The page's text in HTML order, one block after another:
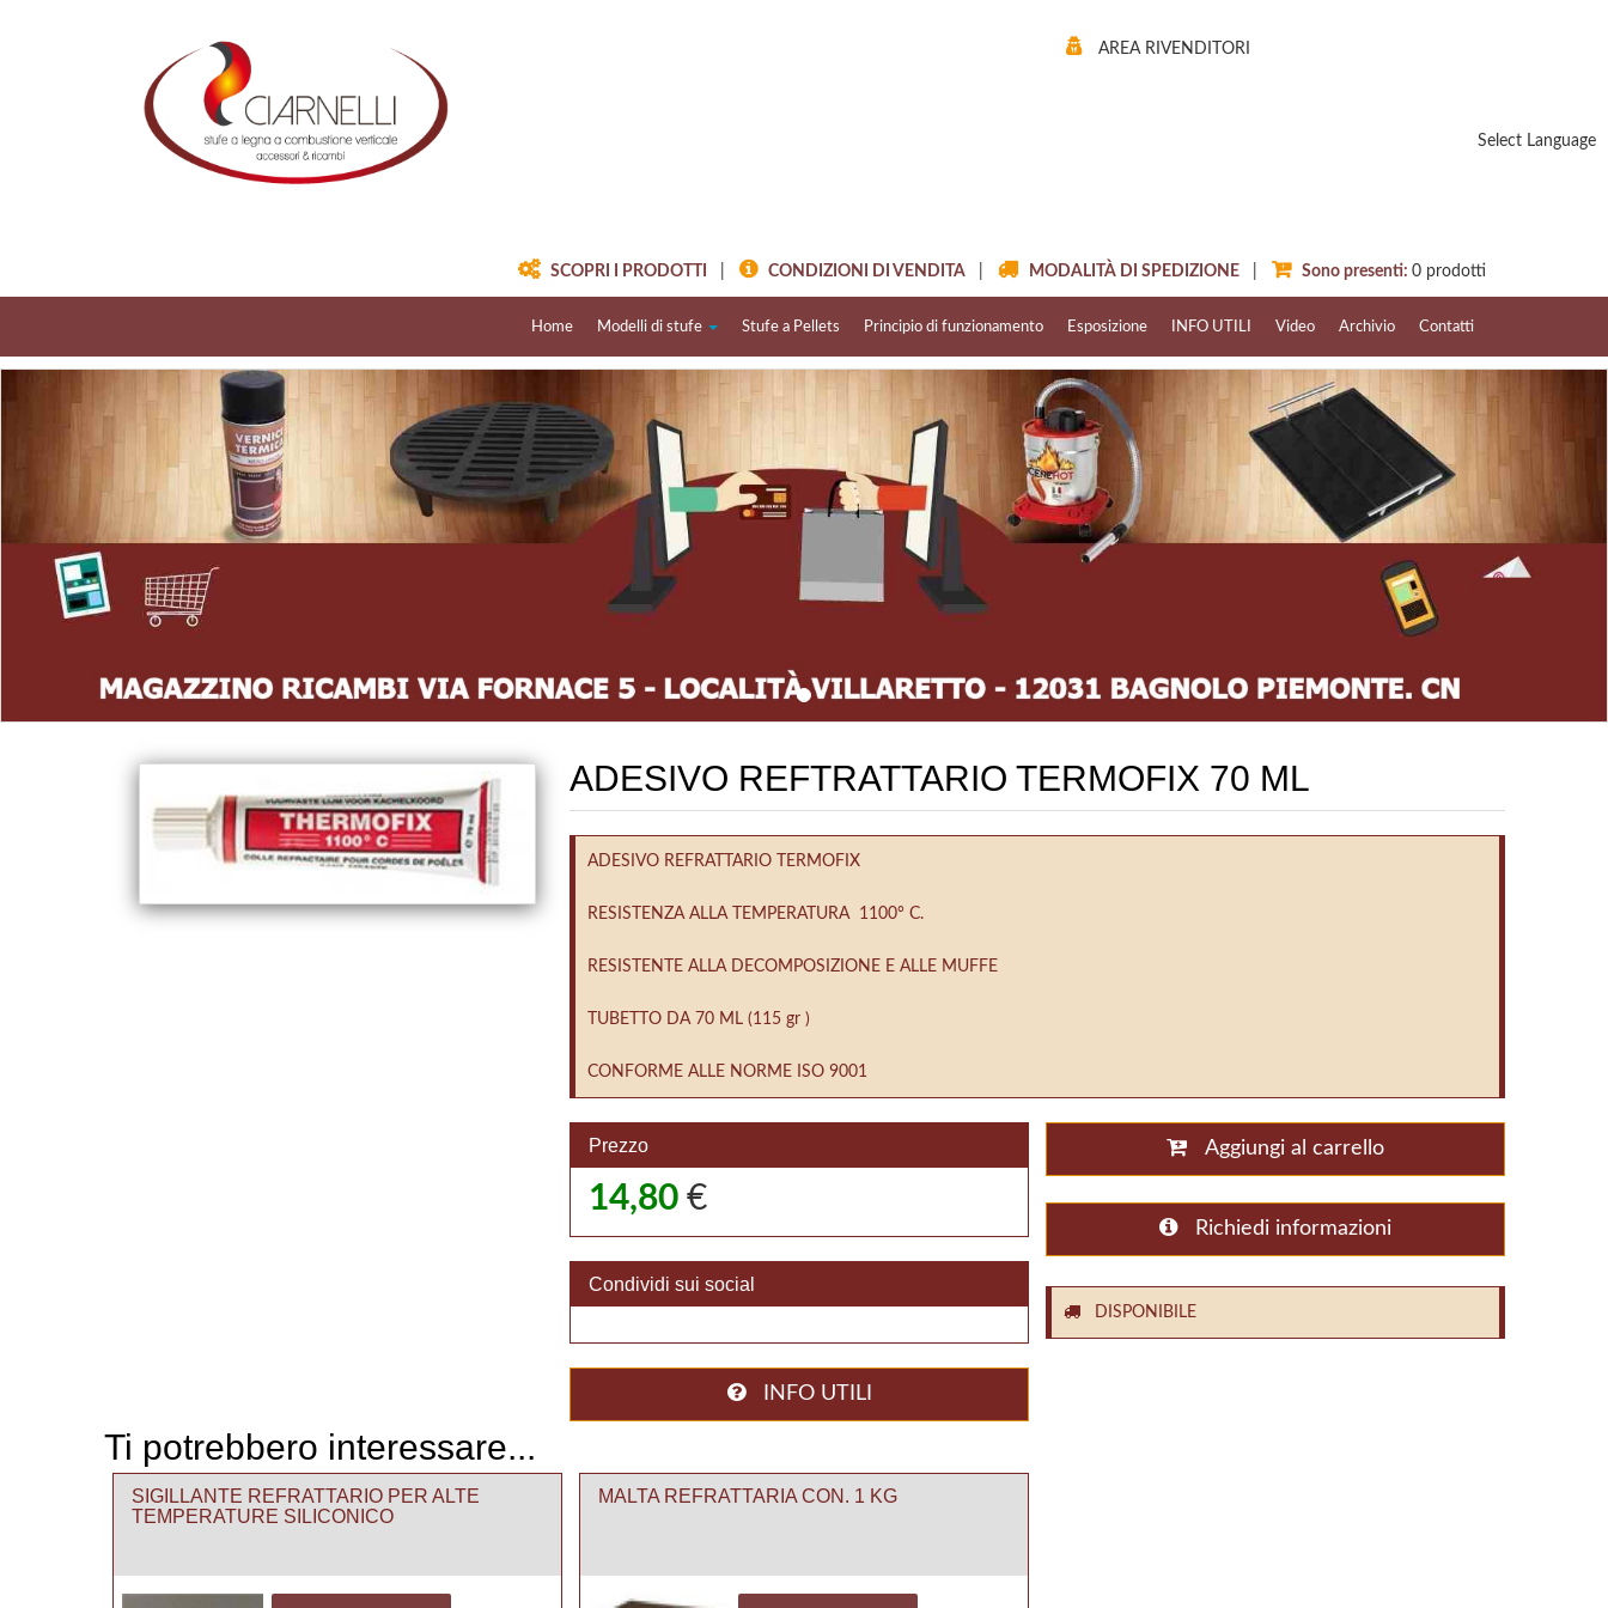
AREA RIVENDITORI
Select Language
SCOPRI I PRODOTTI CONDIZIONI DI VENDITA MODALITÀ DI SPEDIZIONE Sono presenti: 0 prodotti
Home Modelli di stufe Stufe a Pellets Principio di funzionamento Esposizione INFO UTILI Video Archivio Contatti
ADESIVO REFTRATTARIO TERMOFIX 70 ML
ADESIVO REFRATTARIO TERMOFIX
RESISTENZA ALLA TEMPERATURA 1100° C.
RESISTENTE ALLA DECOMPOSIZIONE E ALLE MUFFE
TUBETTO DA 70 ML (115 gr )
CONFORME ALLE NORME ISO 9001
Prezzo
14,80 €
Condividi sui social
INFO UTILI
Aggiungi al carrello
Richiedi informazioni
DISPONIBILE
Ti potrebbero interessare...
SIGILLANTE REFRATTARIO PER ALTE
TEMPERATURE SILICONICO
MALTA REFRATTARIA CON. 1 KG